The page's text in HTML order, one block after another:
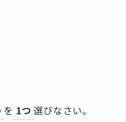
を 1つ 選びなさい。